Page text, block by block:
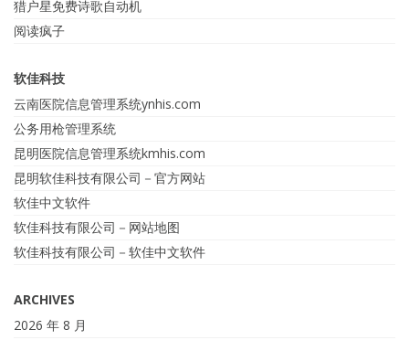
猎户星免费诗歌自动机
阅读疯子
软佳科技
云南医院信息管理系统ynhis.com
公务用枪管理系统
昆明医院信息管理系统kmhis.com
昆明软佳科技有限公司－官方网站
软佳中文软件
软佳科技有限公司－网站地图
软佳科技有限公司－软佳中文软件
ARCHIVES
2026 年 8 月